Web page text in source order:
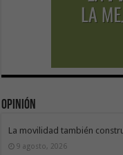
Opinión
La movilidad también
9 agosto, 2026